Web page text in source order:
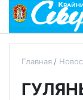
Главная